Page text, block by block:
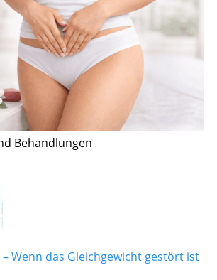
Behandlungen
Wenn das Gleichgewicht gestört ist